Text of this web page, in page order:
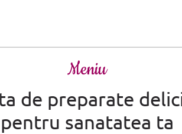
Meniu
de preparate
pentru sanatatea ta